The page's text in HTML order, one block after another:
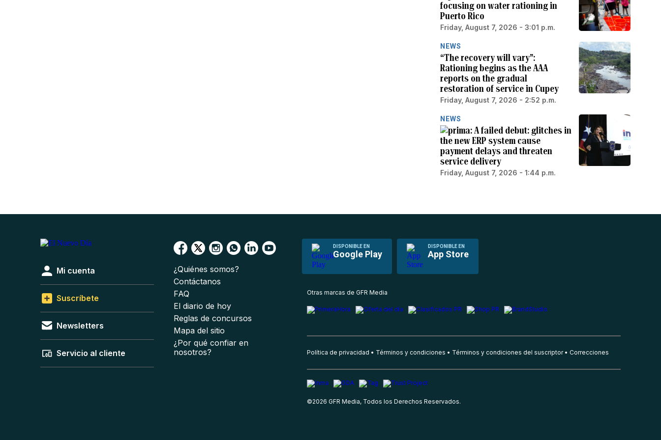
focusing on water rationing in
Puerto Rico
Friday, August 7, 2026 - 3:01 p.m.
NEWS
“The recovery will vary”:
Rationing begins as the AAA
reports on the gradual
restoration of service in Cupey
Friday, August 7, 2026 - 2:52 p.m.
NEWS
A failed debut: glitches in
the new ERP system cause
payment delays and threaten
service delivery
Friday, August 7, 2026 - 1:44 p.m.
DISPONIBLE EN
Google Play
DISPONIBLE EN
App Store
Mi cuenta
Suscríbete
Newsletters
Servicio al cliente
¿Quiénes somos?
Contáctanos
FAQ
El diario de hoy
Reglas de concursos
Mapa del sitio
¿Por qué confiar en
nosotros?
Otras marcas de GFR Media
Política de privacidad Términos y condiciones Términos y condiciones del suscriptor Correcciones
©2026 GFR Media, Todos los Derechos Reservados.